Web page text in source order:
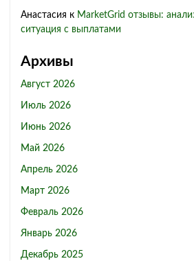
Анастасия к MarketGrid отзывы:
ситуация с выплатами
Архивы
Август 2026
Июль 2026
Июнь 2026
Май 2026
Апрель 2026
Март 2026
Февраль 2026
Январь 2026
Декабрь 2025